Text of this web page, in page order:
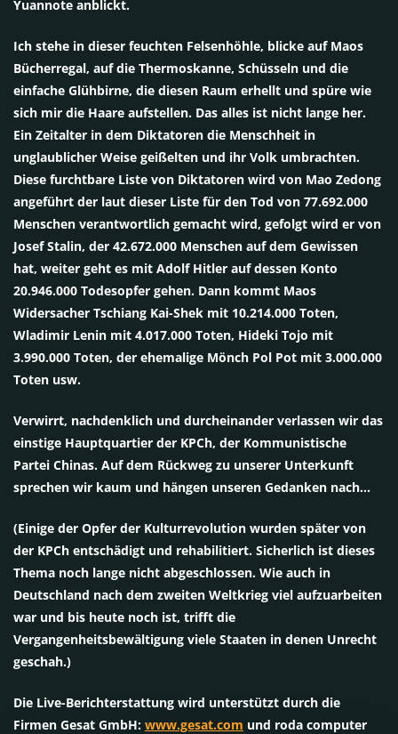
Yuannote anblickt.
Ich stehe in dieser feuchten Felsenhöhle, blicke auf Maos
Bücherregal, auf die Thermoskanne, Schüsseln und die
einfache Glühbirne, die diesen Raum erhellt und spüre wie
sich mir die Haare aufstellen. Das alles ist nicht lange her.
Ein Zeitalter in dem Diktatoren die Menschheit in
unglaublicher Weise geißelten und ihr Volk umbrachten.
Diese furchtbare Liste von Diktatoren wird von Mao Zedong
angeführt der laut dieser Liste für den Tod von 77.692.000
Menschen verantwortlich gemacht wird, gefolgt wird er von
Josef Stalin, der 42.672.000 Menschen auf dem Gewissen
hat, weiter geht es mit Adolf Hitler auf dessen Konto
20.946.000 Todesopfer gehen. Dann kommt Maos
Widersacher Tschiang Kai-Shek mit 10.214.000 Toten,
Wladimir Lenin mit 4.017.000 Toten, Hideki Tojo mit
3.990.000 Toten, der ehemalige Mönch Pol Pot mit 3.000.000
Toten usw.
Verwirrt, nachdenklich und durcheinander verlassen wir das
einstige Hauptquartier der KPCh, der Kommunistische
Partei Chinas. Auf dem Rückweg zu unserer Unterkunft
sprechen wir kaum und hängen unseren Gedanken nach…
(Einige der Opfer der Kulturrevolution wurden später von
der KPCh entschädigt und rehabilitiert. Sicherlich ist dieses
Thema noch lange nicht abgeschlossen. Wie auch in
Deutschland nach dem zweiten Weltkrieg viel aufzuarbeiten
war und bis heute noch ist, trifft die
Vergangenheitsbewältigung viele Staaten in denen Unrecht
geschah.)
Die Live-Berichterstattung wird unterstützt durch die
Firmen Gesat GmbH: www.gesat.com und roda computer